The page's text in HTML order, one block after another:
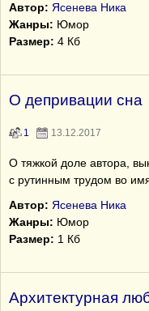
Автор: Ясенева Ника
Жанры: Юмор
Размер: 4 Кб
О депривации сна
1 13.12.2017
О тяжкой доле автора,
с рутинным трудом во
Автор: Ясенева Ника
Жанры: Юмор
Размер: 1 Кб
Архитектурная